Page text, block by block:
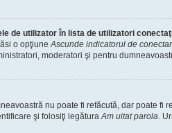
de utilizator în lista de utilizatori
o opţiuneAscunde indicatorul de
moderatori şi pentru
nu poate fi refăcută, dar poate fi
şi folosiţi legăturaAm uitat parola.